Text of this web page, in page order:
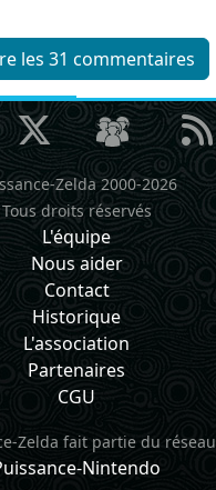
les 31 commentaires
Zelda 2000-2026
Tous droits réservés
L'équipe
Nous aider
Contact
Historique
L'association
Partenaires
CGU
Zelda fait partie du réseau
Nintendo